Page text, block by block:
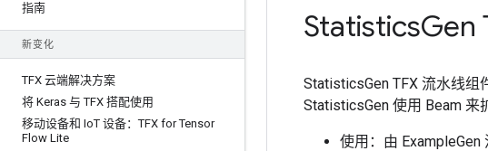
指南
新变化
TFX 云端解决方案
将 Keras 与 TFX 搭配使用
移动设备和 IoT 设备：TFX for Tensor
Flow Lite
StatisticsGen
StatisticsGen TFX 流水线组
StatisticsGen 使用 Beam 来
使用：由 ExampleGen